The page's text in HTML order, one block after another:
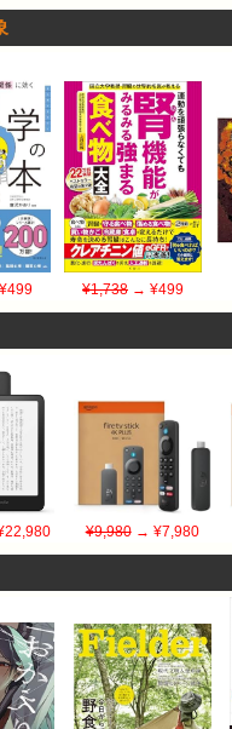
¥1,738 → ¥499
¥9,980→ ¥7,980